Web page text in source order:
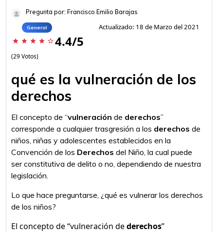
Pregunta por: Francisco Emilio Barajas
General Actualizado: 18 de Marzo del 2021
star star star star star_border 4.4/5
(29 Votos)
qué es la vulneración de los
derechos
El concepto de “vulneración de derechos”
corresponde a cualquier trasgresión a los derechos de
niños, niñas y adolescentes establecidos en la
Convención de los Derechos del Niño, la cual puede
ser constitutiva de delito o no, dependiendo de nuestra
legislación.
Lo que hace preguntarse, ¿qué es vulnerar los derechos
de los niños?
El concepto de “vulneración dederechos”